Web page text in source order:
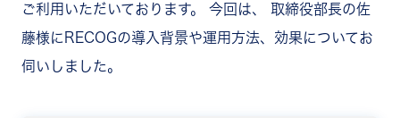
ご利用いただいております。 今回は、 取締役部長の佐
藤様にRECOGの導入背景や運用方法、効果についてお
伺いしました。